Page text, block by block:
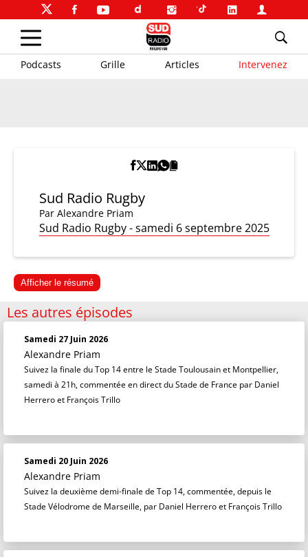
Podcasts Grille Articles Intervenez
Sud Radio Rugby
Par Alexandre Priam
Sud Radio Rugby - samedi 6 septembre 2025
Afficher le résumé
Les autres épisodes
Samedi 27 Juin 2026
Alexandre Priam
Suivez la finale du Top 14 entre le Stade Toulousain et Montpellier,
samedi à 21h, commentée en direct du Stade de France par Daniel
Herrero et François Trillo
Samedi 20 Juin 2026
Alexandre Priam
Suivez la deuxième demi-finale de Top 14, commentée, depuis le
Stade Vélodrome de Marseille, par Daniel Herrero et François Trillo